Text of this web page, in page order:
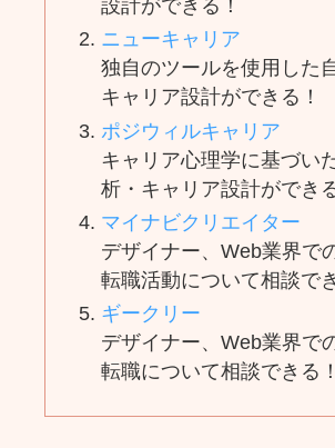
設計ができる！
ニューキャリア
独自のツールを使用した
キャリア設計ができる！
ポジウィルキャリア
キャリア心理学に基づい
析・キャリア設計ができ
マイナビクリエイター
デザイナー、Web業界で
転職活動について相談で
ギークリー
デザイナー、Web業界で
転職について相談できる！